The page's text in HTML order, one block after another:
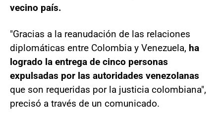
vecino país.
"Gracias a la reanudación de las relaciones
diplomáticas entre Colombia y Venezuela, ha
logrado la entrega de cinco personas
expulsadas por las autoridades venezolanas
que son requeridas por la justicia colombiana",
precisó a través de un comunicado.